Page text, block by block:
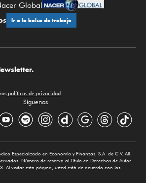
Global
Ir a la bolsa de trabajo
políticas de privacidad.
Síguenos
Especializado en Economía y Finanzas, S.A. de C.V. All
Número de reserva al Título en Derechos de Autor
Al visitar esta página, usted está de acuerdo con los